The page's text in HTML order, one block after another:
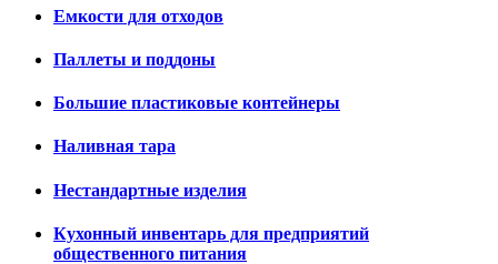
Емкости для отходов
Паллеты и поддоны
Большие пластиковые контейнеры
Наливная тара
Нестандартные изделия
Кухонный инвентарь для предприятий
общественного питания